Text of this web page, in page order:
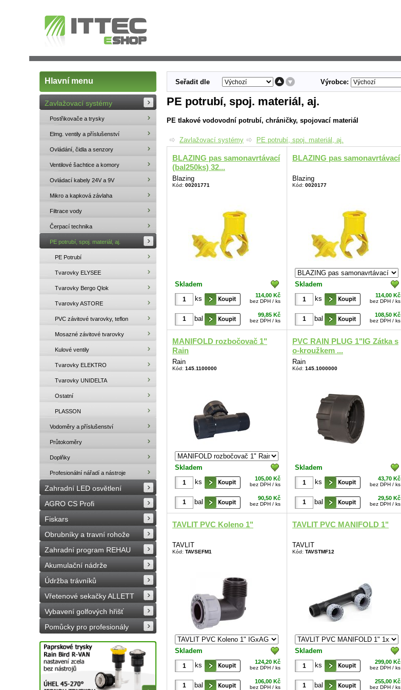
Hlavní menu
Zavlažovací systémy
Postřikovače a trysky
Elmg. ventily a příslušenství
Ovládání, čidla a senzory
Ventilové šachtice a komory
Ovládací kabely 24V a 9V
Mikro a kapková závlaha
Filtrace vody
Čerpací technika
PE potrubí, spoj. materiál, aj.
PE Potrubí
Tvarovky ELYSEE
Tvarovky Bergo Qlok
Tvarovky ASTORE
PVC závitové tvarovky, teflon
Mosazné závitové tvarovky
Kulové ventily
Tvarovky ELEKTRO
Tvarovky UNIDELTA
Ostatní
PLASSON
Vodoměry a příslušenství
Průtokoměry
Doplňky
Profesionální nářadí a nástroje
Zahradní LED osvětlení
AGRO CS Profi
Fiskars
Obrubníky a travní rohože
Zahradní program REHAU
Akumulační nádrže
Údržba trávníků
Vřetenové sekačky ALLETT
Vybavení golfových hřišť
Pomůcky pro profesionály
Seřadit dle Výrobce:
PE potrubí, spoj. materiál, aj.
PE tlakové vodovodní potrubí, chráničky, spojovací materiál
Zavlažovací systémy PE potrubí, spoj. materiál, aj.
BLAZING pas samonavrtávací
(bal250ks) 32...
Blazing
Kód: 00201771
Skladem
ks
114,00 Kč
bez DPH / ks
bal 99,85 Kč
bez DPH / ks
BLAZING pas samonavrtávací
Blazing
Kód: 0020177
Skladem
ks
114,00 Kč
bez DPH / ks
bal 108,50 Kč
bez DPH / ks
MANIFOLD rozbočovač 1"
Rain
Rain
Kód: 145.1100000
Skladem
ks
105,00 Kč
bez DPH / ks
bal 90,50 Kč
bez DPH / ks
PVC RAIN PLUG 1"IG Zátka s
o-kroužkem ...
Rain
Kód: 145.1000000
Skladem
ks
43,70 Kč
bez DPH / ks
bal 29,50 Kč
bez DPH / ks
TAVLIT PVC Koleno 1"
TAVLIT
Kód: TAVSEFM1
Skladem
ks
124,20 Kč
bez DPH / ks
bal 106,00 Kč
bez DPH / ks
TAVLIT PVC MANIFOLD 1"
TAVLIT
Kód: TAVSTMF12
Skladem
ks
299,00 Kč
bez DPH / ks
bal 255,00 Kč
bez DPH / ks